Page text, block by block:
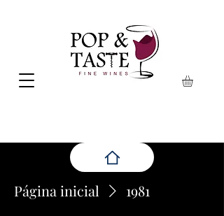
Página inicial 1981